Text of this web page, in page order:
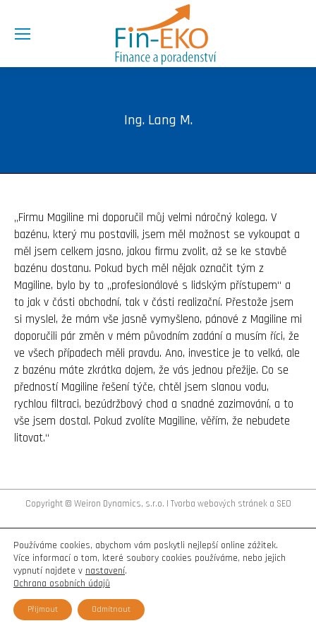
Ing. Lang M.
„Firmu Magiline mi doporučil můj velmi náročný kolega. V
bazénu, který mu postavili, jsem měl možnost se vykoupat a
měl jsem celkem jasno, jakou firmu zvolit, až se ke stavbě
bazénu dostanu. Pokud bych měl nějak označit tým z
Magiline, bylo by to „profesionálové s lidským přístupem“ a
to jak v části obchodní, tak v části realizační. Přestože jsem
si myslel, že mám vše jasně vymyšleno, pánové z Magiline mi
doporučili pár změn v mém původním zadání a musím říci, že
ve všech případech měli pravdu. Ano, investice je to velká, ale
z bazénu máte zkrátka dojem, že vás jednou přežije. Co se
předností Magiline řešení týče, chtěl jsem slanou vodu,
rychlou filtraci, bezúdržbový chod a snadné zazimování, a to
vše jsem dostal. Pokud zvolíte Magiline, věřím, že nebudete
litovat.“
Copyright © Weiron Dynamics, s.r.o. | Tvorba webových stráneka SEO
Používáme cookies, abychom vám poskytli nejlepší online zážitek.
Více informací o tom, které soubory cookies používáme, nebo jejich
vypnutí najdete v nastavení.
Ochrana osobních údajů
Přijmout Odmítnout